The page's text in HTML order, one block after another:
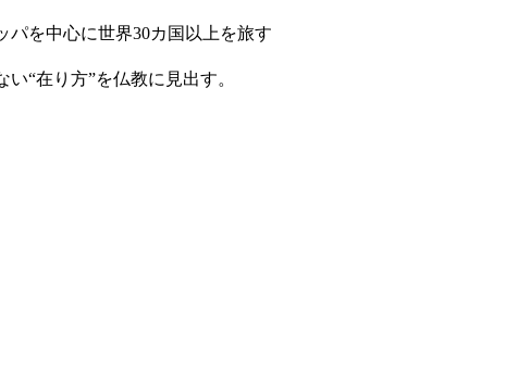
パを中心に世界30カ国以上を旅す
“在り方”を仏教に見出す。